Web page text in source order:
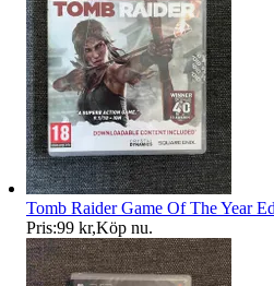
Tomb Raider Game Of The Year
Pris:99 kr,Köp nu.